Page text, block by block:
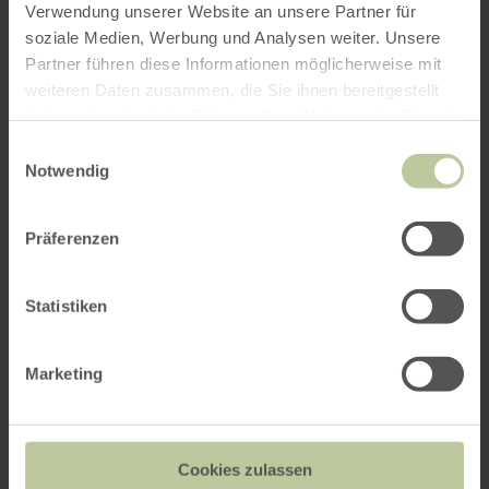
Verwendung unserer Website an unsere Partner für
soziale Medien, Werbung und Analysen weiter. Unsere
Partner führen diese Informationen möglicherweise mit
weiteren Daten zusammen, die Sie ihnen bereitgestellt
Notwendig
Präferenzen
Statistiken
Marketing
Cookies zulassen
Weitere Veranstaltungen
Michaelsmarkt in Bad
Münstereifel
05.09. - 06.09.2026